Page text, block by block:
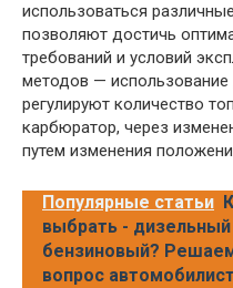
использоваться
позволяют достичь
требований и условий
методов —
регулируют количество
карбюратор, через
путем изменения
Популярные статьи
выбрать - дизельный
бензиновый?
вопрос